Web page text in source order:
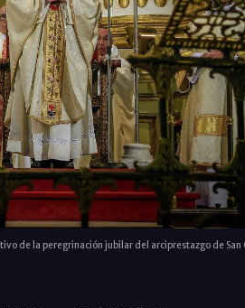
de la peregrinación jubilar del arciprestazgo de San